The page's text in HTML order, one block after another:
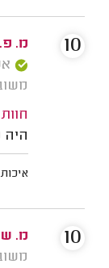
מ.
משוב: 17/
היה
איכות
10
מ.
משוב: 14/
10